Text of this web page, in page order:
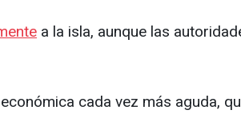
a la isla, aunque las
cada vez más aguda,